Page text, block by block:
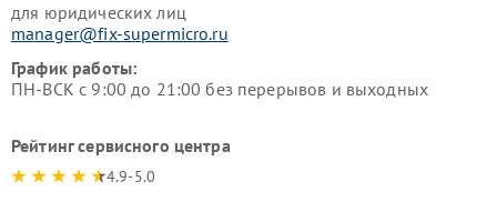
для юридических лиц
manager@fix-supermicro.ru
График работы:
ПН-ВСК с 9:00 до 21:00 без перерывов и выходных
Рейтинг сервисного центра
4.9-5.0